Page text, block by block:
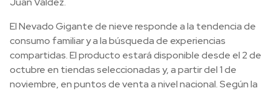
El Nevado Gigante de nieve responde a la tendencia de
consumo familiar y a la búsqueda de experiencias
compartidas. El producto estará disponible desde el 2 de
octubre en tiendas seleccionadas y, a partir del 1 de
noviembre, en puntos de venta a nivel nacional. Según la